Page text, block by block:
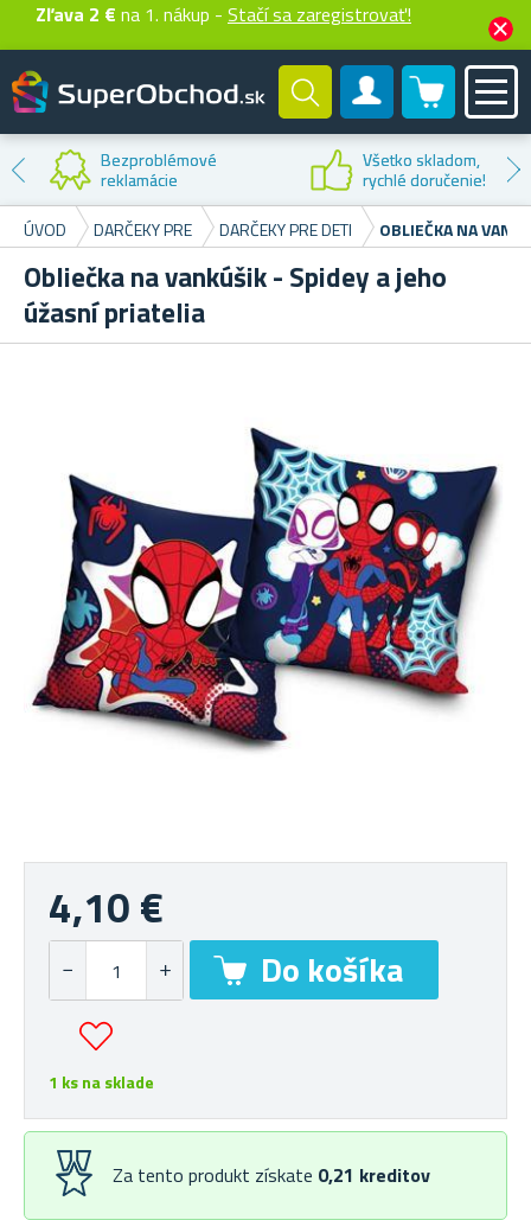
Zľava 2 € na 1. nákup - Stačí sa zaregistrovať!
Zákaznícky účet
0 produktů
Bezproblémové
reklamácie
Všetko skladom,
rychlé doručenie!
ÚVOD
DARČEKY PRE DARČEKY PRE DETI OBLIEČKA NA
Obliečka na vankúšik - Spidey a jeho
úžasní priatelia
4,10 €
1 ks na sklade
Za tento produkt získate 0,21 kreditov